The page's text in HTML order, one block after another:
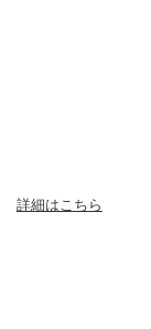
詳細はこちら